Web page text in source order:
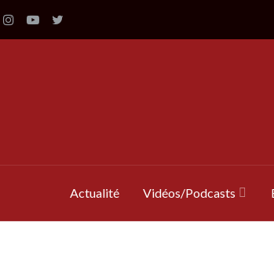
Actualité Vidéos/Podcasts